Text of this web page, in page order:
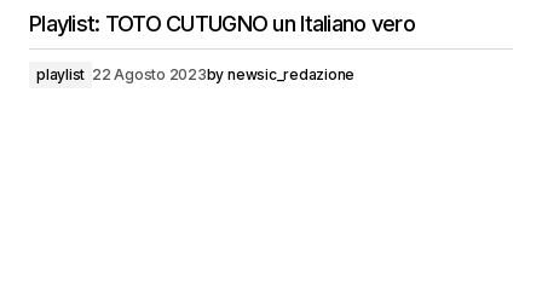
Playlist: TOTO CUTUGNO un Italiano vero
playlist 22 Agosto 2023by newsic_redazione